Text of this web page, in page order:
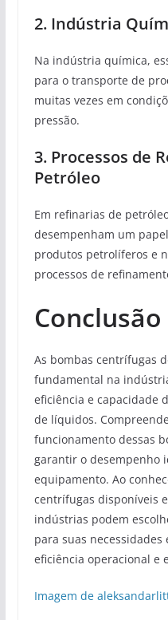
2. Indústria
Na indústria química,
para o transporte de
muitas vezes em
pressão.
3. Processos de
Petróleo
Em refinarias de
desempenham um
produtos petrolíferos e
processos de
Conclusão
As bombas centrífugas
fundamental na
eficiência e capacidade
de líquidos.
funcionamento dessas
garantir o desempenho
equipamento. Ao
centrífugas disponíveis
indústrias podem
para suas
eficiência operacional e
Imagem de